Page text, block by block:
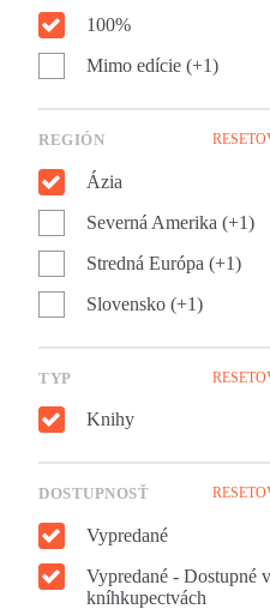
100%
Mimo edície (+1)
REGIÓN
Ázia
Severná Amerika (+1)
Stredná Európa (+1)
Slovensko (+1)
TYP
Knihy
DOSTUPNOSŤ
Vypredané
Vypredané - Dostupné v
kníhkupectvách